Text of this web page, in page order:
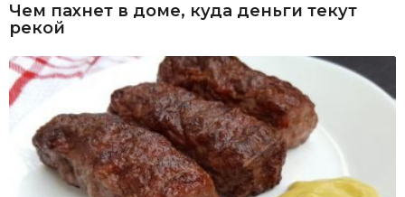
Чем пахнет в доме, куда деньги текут
рекой